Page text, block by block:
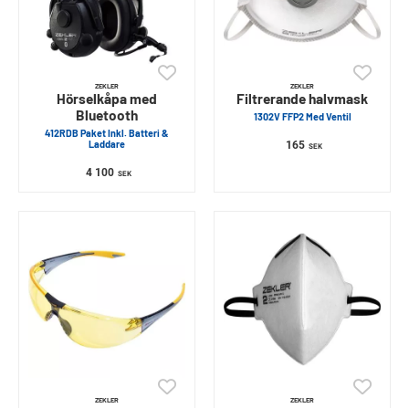
ZEKLER
Hörselkåpa med
Bluetooth
412RDB Paket Inkl. Batteri &
Laddare
4 100 SEK
ZEKLER
Filtrerande halvmask
1302V FFP2 Med Ventil
165 SEK
ZEKLER ZEKLER